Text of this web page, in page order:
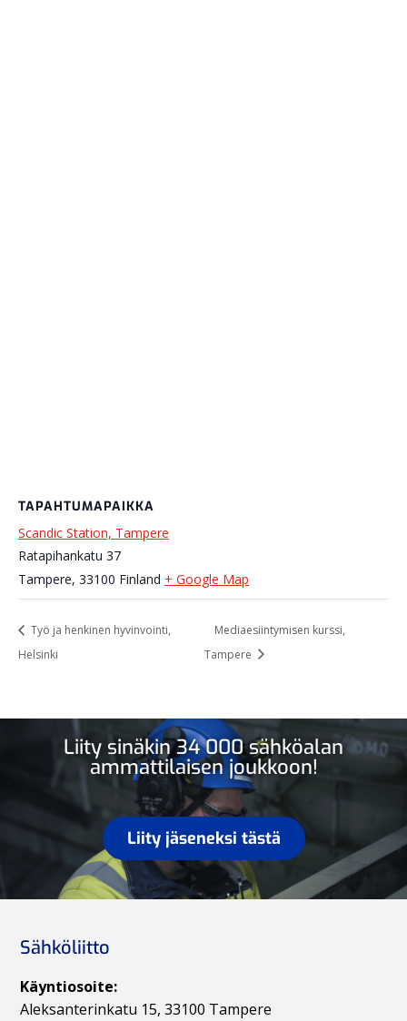
TAPAHTUMAPAIKKA
Scandic Station, Tampere
Ratapihankatu 37
Tampere, 33100 Finland + Google Map
Työ ja henkinen hyvinvointi,
Helsinki
Mediaesiintymisen kurssi,
Tampere
Liity sinäkin 34 000 sähköalan
ammattilaisen joukkoon!
Liity jäseneksi tästä
Sähköliitto
Käyntiosoite:
Aleksanterinkatu 15, 33100 Tampere